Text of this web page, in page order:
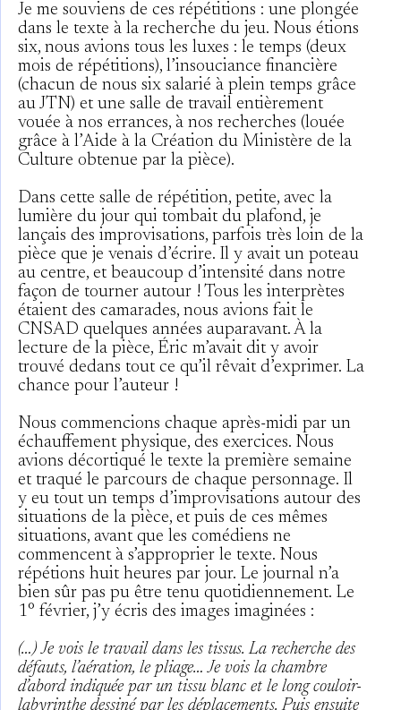
Je me souviens de ces répétitions : une plongée
dans le texte à la recherche du jeu. Nous étions
six, nous avions tous les luxes : le temps (deux
mois de répétitions), l’insouciance financière
(chacun de nous six salarié à plein temps grâce
au JTN) et une salle de travail entièrement
vouée à nos errances, à nos recherches (louée
grâce à l’Aide à la Création du Ministère de la
Culture obtenue par la pièce).
Dans cette salle de répétition, petite, avec la
lumière du jour qui tombait du plafond, je
lançais des improvisations, parfois très loin de la
pièce que je venais d’écrire. Il y avait un poteau
au centre, et beaucoup d’intensité dans notre
façon de tourner autour ! Tous les interprètes
étaient des camarades, nous avions fait le
CNSAD quelques années auparavant. À la
lecture de la pièce, Éric m’avait dit y avoir
trouvé dedans tout ce qu’il rêvait d’exprimer. La
chance pour l’auteur !
Nous commencions chaque après-midi par un
échauffement physique, des exercices. Nous
avions décortiqué le texte la première semaine
et traqué le parcours de chaque personnage. Il
y eu tout un temps d’improvisations autour des
situations de la pièce, et puis de ces mêmes
situations, avant que les comédiens ne
commencent à s’approprier le texte. Nous
répétions huit heures par jour. Le journal n’a
bien sûr pas pu être tenu quotidiennement. Le
1° février, j’y écris des images imaginées :
(…) Je vois le travail dans les tissus. La recherche des
défauts, l’aération, le pliage… Je vois la chambre
d’abord indiquée par un tissu blanc et le long couloir-
labyrinthe dessiné par les déplacements. Puis ensuite